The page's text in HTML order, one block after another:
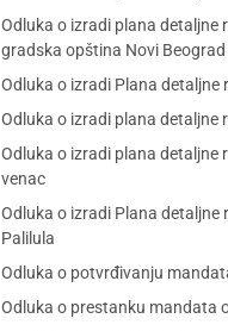
Odluka o izradi plana detaljne
gradska opština Novi Beograd
Odluka o izradi Plana detaljne
Odluka o izradi plana detaljne
Odluka o izradi plana detaljne
venac
Odluka o izradi Plana detaljne
Palilula
Odluka o potvrđivanju
Odluka o prestanku mandata